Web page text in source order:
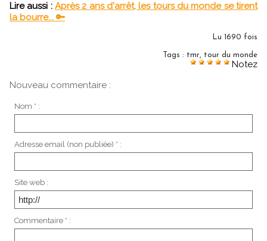
Lire aussi : Après 2 ans d'arrêt, les tours du monde se tirent
la bourre... 🔑
Lu 1690 fois
Tags : tmr, tour du monde
Notez
Nouveau commentaire :
Nom * :
Adresse email (non publiée) * :
Site web :
Commentaire * :